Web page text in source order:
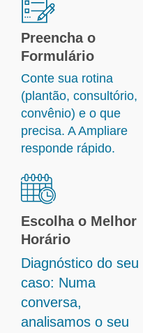
Preencha o
Formulário
Conte sua rotina
(plantão, consultório,
convênio) e o que
precisa. A Ampliare
responde rápido.
Escolha o Melhor
Horário
Diagnóstico do seu
caso: Numa
conversa,
analisamos o seu